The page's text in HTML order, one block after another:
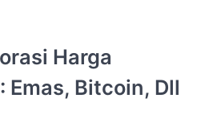
Harga
Emas, Bitcoin, Dll